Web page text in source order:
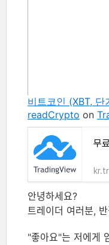
비트코인 (XBT,
readCrypto on
안녕하세요?
트레이더 여러분,
"좋아요"는 저에게